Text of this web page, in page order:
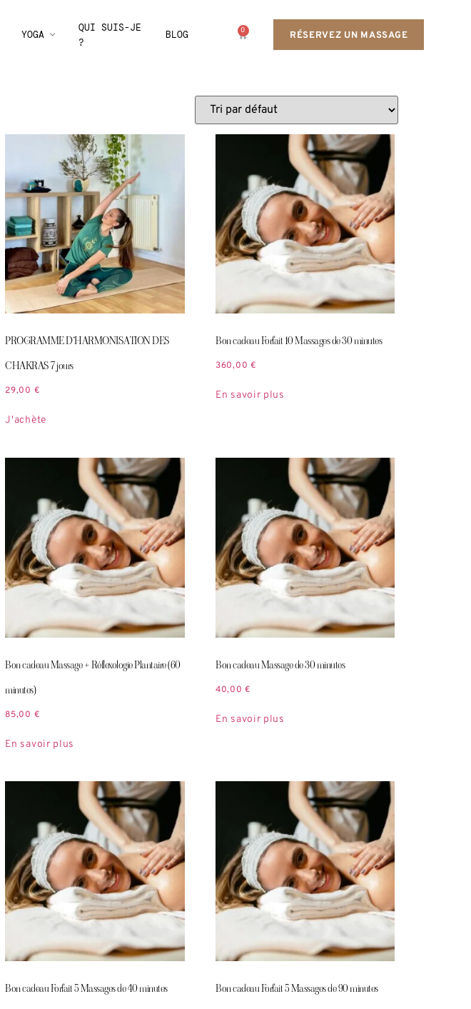
YOGA
QUI SUIS-JE
?
BLOG 0 RÉSERVEZ UN MASSAGE
PROGRAMME D’HARMONISATION DES
CHAKRAS 7 jours
29,00 €
J'achète
Bon cadeau Forfait 10 Massages de 30 minutes
360,00 €
En savoir plus
Bon cadeau Massage + Réflexologie Plantaire (60
minutes)
85,00 €
En savoir plus
Bon cadeau Massage de 30 minutes
40,00€
En savoir plus
Bon cadeau Forfait 5 Massages de 40 minutes Bon cadeau Forfait 5 Massages de 90 minutes